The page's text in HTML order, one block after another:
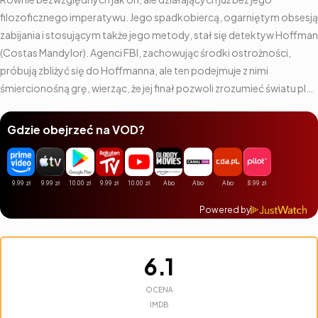
filozoficznego imperatywu. Jego spadkobiercą, ogarniętym obsesją
zabijania i stosującym także jego metody, stał się detektyw Hoffman
(Costas Mandylor). Agenci FBI, zachowując środki ostrożności,
próbują zbliżyć się do Hoffmanna, ale ten podejmuje z nimi
śmiercionośną grę, wierząc, że jej finał pozwoli zrozumieć światu plan
Gdzie obejrzeć na VOD?
Powered by
6.1
OCENA
IMDB